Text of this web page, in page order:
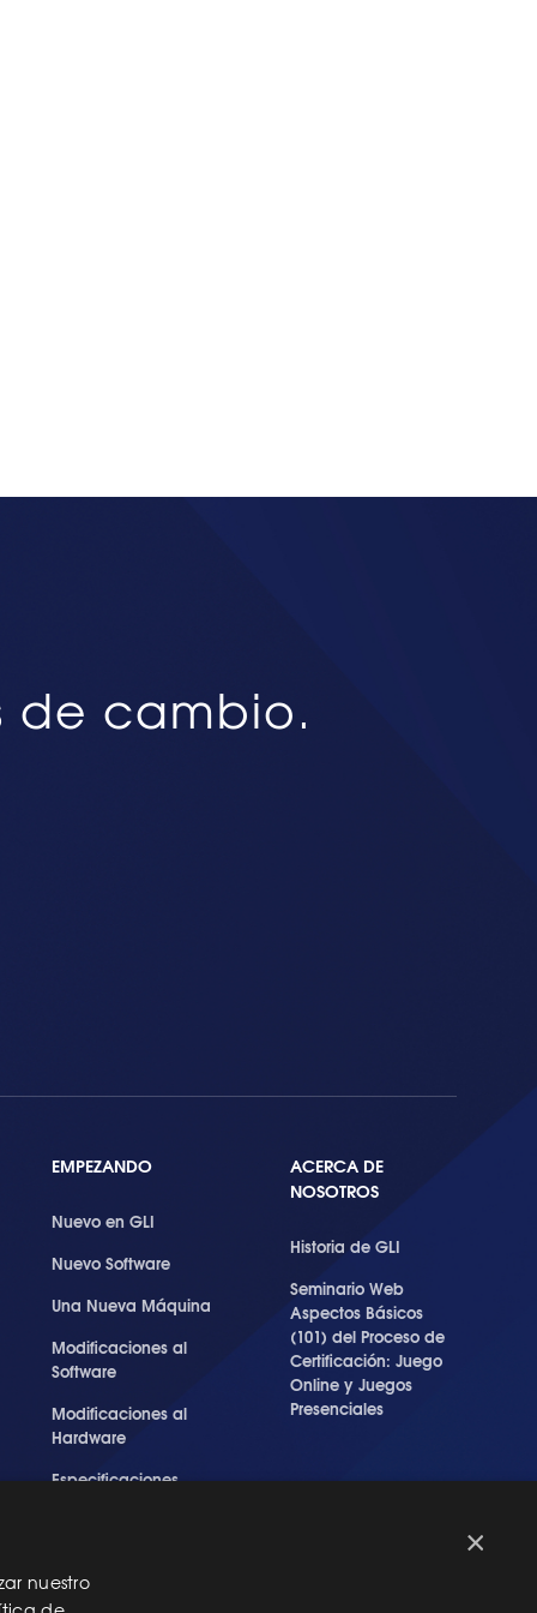
de cambio.
EMPEZANDO
Nuevo en GLI
Nuevo Software
Una Nueva Máquina
Modificaciones al
Software
Modificaciones al
Hardware
Especificaciones
ACERCA DE
NOSOTROS
Historia de GLI
Seminario Web
Aspectos Básicos
(101) del Proceso de
Certificación: Juego
Online y Juegos
Presenciales
×
nuestro